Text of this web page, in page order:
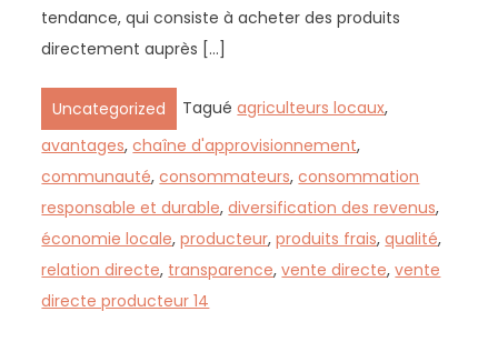
tendance, qui consiste à acheter des produits
directement auprès […]
Uncategorized Taguéagriculteurs locaux,
avantages,chaîne d'approvisionnement,
communauté,consommateurs,consommation
responsable et durable,diversification des revenus,
économie locale,producteur,produits frais,qualité,
relation directe, transparence,vente directe,vente
directe producteur 14